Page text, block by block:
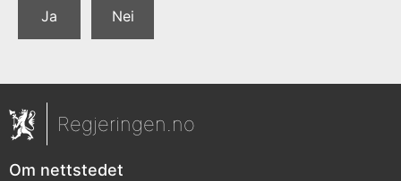
Ja Nei
Regjeringen.no
Om nettstedet